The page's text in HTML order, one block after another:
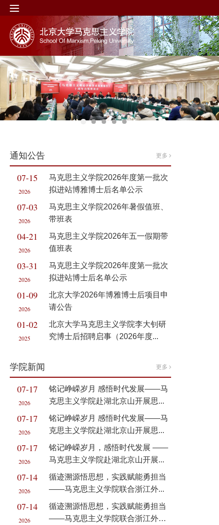
更多
通知公告
07-15
2026
马克思主义学院2026年度第一批次
拟进站博雅博士后名单公示
07-03
2026
马克思主义学院2026年暑假值班、
带班表
04-21
2026
马克思主义学院2026年五一假期带
值班表
03-31
2026
马克思主义学院2026年度第一批次
拟进站博士后名单公示
01-09
2026
北京大学2026年博雅博士后项目申
请公告
01-02
2025
北京大学马克思主义学院李大钊研
究博士后招聘启事（2026年度...
更多
学院新闻
07-17
2026
铭记峥嵘岁月 感悟时代发展——马
克思主义学院赴湖北京山开展思...
07-17
2026
铭记峥嵘岁月 感悟时代发展——马
克思主义学院赴湖北京山开展思...
07-17
2026
铭记峥嵘岁月，感悟时代发展 ——
马克思主义学院赴湖北京山开展...
07-14
2026
循迹溯源悟思想，实践赋能勇担当
——马克思主义学院联合浙江外...
07-14
2026
循迹溯源悟思想，实践赋能勇担当
——马克思主义学院联合浙江外